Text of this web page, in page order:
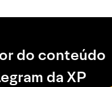
do conteúdo
da XP